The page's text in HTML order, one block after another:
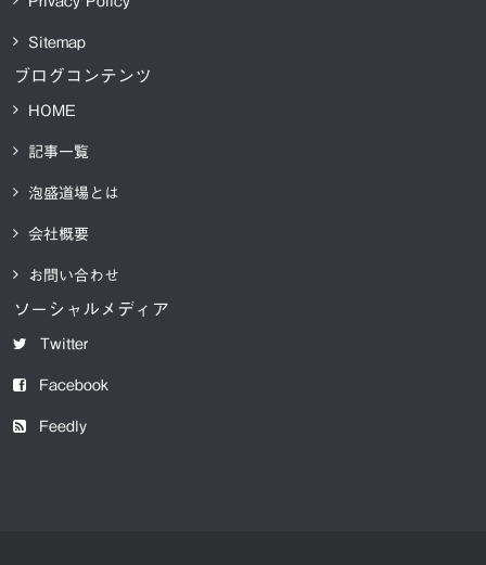
Sitemap
ブログコンテンツ
HOME
記事一覧
泡盛道場とは
会社概要
お問い合わせ
ソーシャルメディア
Twitter
Facebook
Feedly